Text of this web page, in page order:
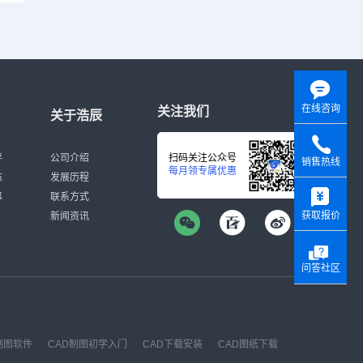
关于浩辰
公司介绍
发展历程
联系方式
新闻资讯
关注我们
扫码关注公众号
每月领专属优惠
图软件 CAD制图初学入门 CAD下载安装 CAD图纸下载
在线咨询
销售热线
获取报价
问答社区